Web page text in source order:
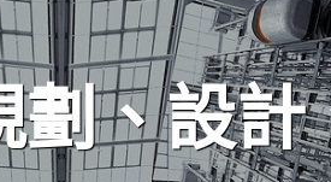
劃、設計